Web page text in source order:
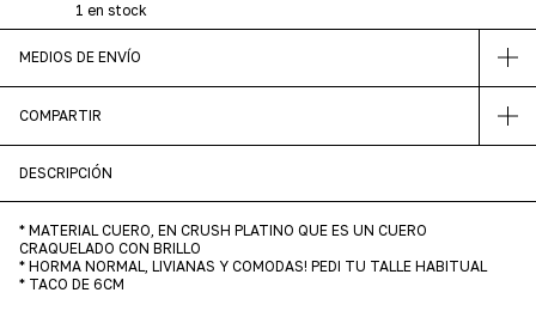
1 en stock
MEDIOS DE ENVÍO
COMPARTIR
DESCRIPCIÓN
* MATERIAL CUERO, EN CRUSH PLATINO QUE ES UN CUERO
CRAQUELADO CON BRILLO
* HORMA NORMAL, LIVIANAS Y COMODAS! PEDI TU TALLE HABITUAL
* TACO DE 6CM